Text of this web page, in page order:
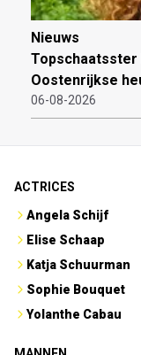
Nieuws
Topschaatsster
Oostenrijkse
06-08-2026
ACTRICES
Angela Schijf
Elise Schaap
Katja Schuurman
Sophie Bouquet
Yolanthe Cabau